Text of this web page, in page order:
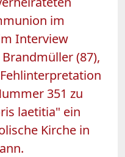
im
Interview
(87),
351 zu
laetitia" ein
Kirche in